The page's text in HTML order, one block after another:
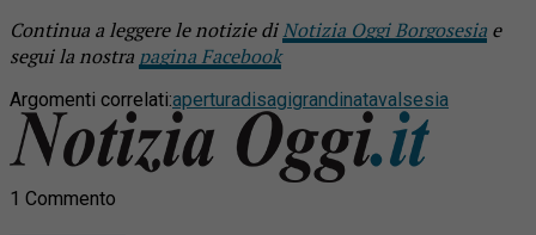
Continua a leggere le notizie diNotizia Oggi Borgosesia e
segui la nostra pagina Facebook
Argomenti correlati:aperturadisagigrandinatavalsesia
1 Commento